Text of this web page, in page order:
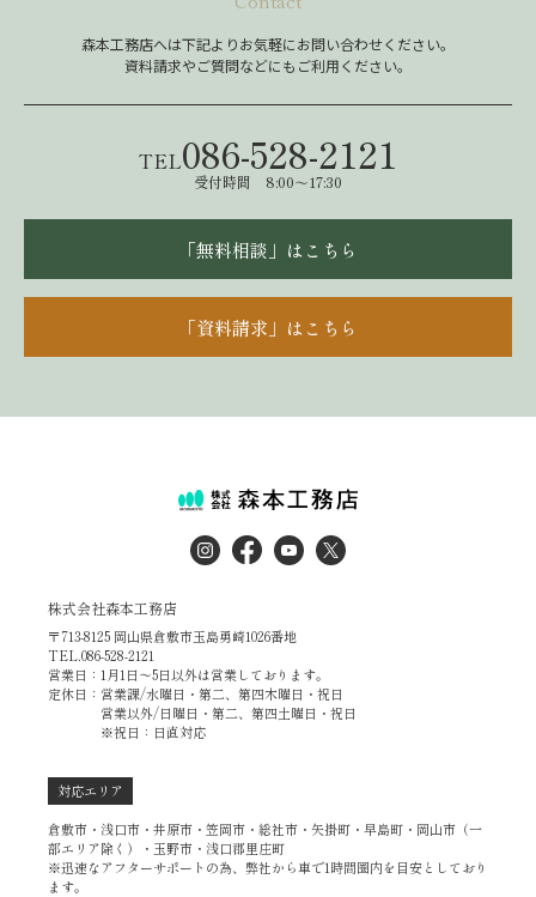
森本工務店へは下記よりお気軽にお問い合わせください。
資料請求やご質問などにもご利用ください。
TEL086-528-2121
受付時間 8:00～17:30
「無料相談」はこちら
「資料請求」はこちら
株式会社森本工務店
〒713-8125 岡山県倉敷市玉島勇崎1026番地
TEL.086-528-2121
営業日：1月1日～5日以外は営業しております。
定休日：営業課/水曜日・第二、第四木曜日・祝日
営業以外/日曜日・第二、第四土曜日・祝日
※祝日：日直対応
対応エリア
倉敷市・浅口市・井原市・笠岡市・総社市・矢掛町・早島町・岡山市（一
部エリア除く）・玉野市・浅口郡里庄町
※迅速なアフターサポートの為、弊社から車で1時間圏内を目安としており
ます。